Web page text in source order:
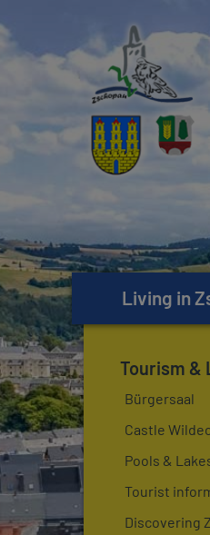
Living in
Tourism &
Bürgersaal
Castle
Pools &
Tourist
Discovering